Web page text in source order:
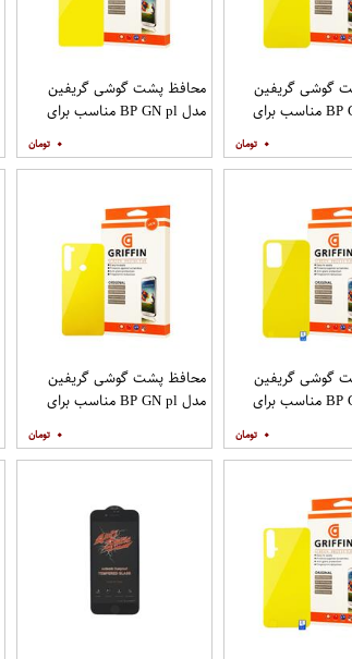
گوشی گریفین
مدل BP GN pl مناسب برای
۰
محافظ پشت گوشی گریفین
مدل BP GN pl مناسب برای
M3
۰
گوشی گریفین
مدل BP GN pl مناسب برای
۰
محافظ پشت گوشی گریفین
مدل BP GN pl مناسب برای
Note 8
۰